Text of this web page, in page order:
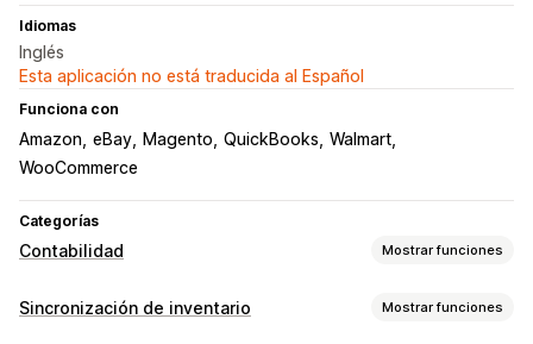
Idiomas
Inglés
Esta aplicación no está traducida al Español
Funciona con
Amazon eBay Magento QuickBooks Walmart
WooCommerce
Categorías
Contabilidad Mostrar funciones
Informes financieros
Sincronización de inventario Mostrar funciones